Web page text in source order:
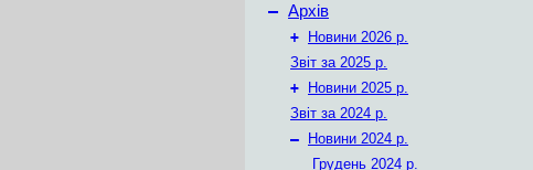
– Архів
+
Новини 2026 р.
Звіт за 2025 р.
+
Новини 2025 р.
Звіт за 2024 р.
–
Новини 2024 р.
Грудень 2024 р.